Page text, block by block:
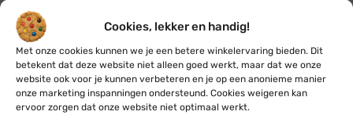
Cookies, lekker en handig!
Met onze cookies kunnen we je een betere winkelervaring bieden. Dit
betekent dat deze website niet alleen goed werkt, maar dat we onze
website ook voor je kunnen verbeteren en je op een anonieme manier
onze marketing inspanningen ondersteund. Cookies weigeren kan
ervoor zorgen dat onze website niet optimaal werkt.
De kerstbomen van Spira worden namelijk allemaal in
een compacte platte doos geleverd. Zo ben jij niet
langer onnodig veel ruimte kwijt aan het opbergen van
kerstversiering en kunnen wij de kerstbomen
eenvoudig laten leveren. Overtollig karton en plastic
zijn verleden tijd. Je bespaart niet alleen ruimte, maar